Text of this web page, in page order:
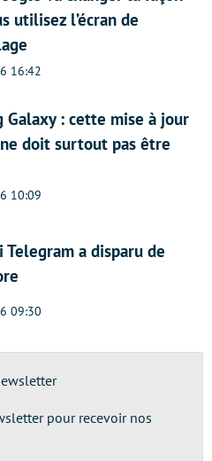
utilisez l’écran de
16:42
Galaxy : cette mise à jour
doit surtout pas être
10:09
Telegram a disparu de
09:30
pour recevoir nos